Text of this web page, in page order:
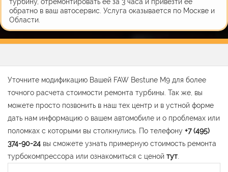
обратно в ваш автосервис. Услуга оказывается по Москве и
Области.
Уточните модификацию Вашей FAW Bestune M9 для более
точного расчета стоимости ремонта турбины. Так же, вы
можете просто позвонить в наш тех центр и в устной форме
дать нам информацию о вашем автомобиле и о проблемах или
поломках с которыми вы столкнулись. По телефону +7 (495)
374-90-24 вы сможете узнать примерную стоимость ремонта
турбокомпрессора или ознакомиться с ценой тут